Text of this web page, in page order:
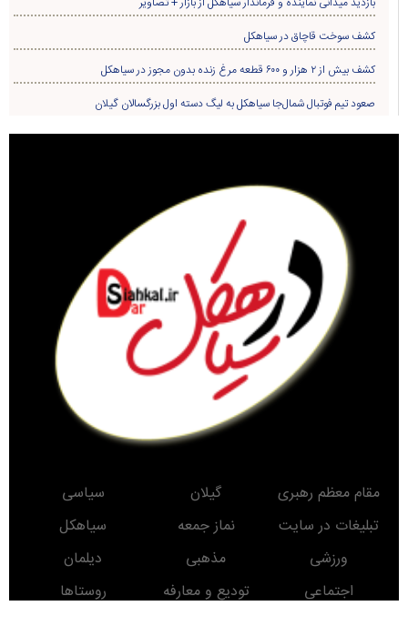
کشف سوخت قاچاق در سياهکل
کشف بیش از ۲ هزار و ۶۰۰ قطعه مرغ زنده بدون مجوز در سیاهکل
صعود تیم فوتبال شمال‌جا‌ سیاهکل به لیگ دسته اول بزرگسالان گیلان
مقام معظم رهبری گیلان
سیاسی
تبلیغات در سایت
نماز جمعه
سیاهکل
ورزشی
مذهبی
دیلمان
اجتماعی
تودیع و معارفه
روستاها